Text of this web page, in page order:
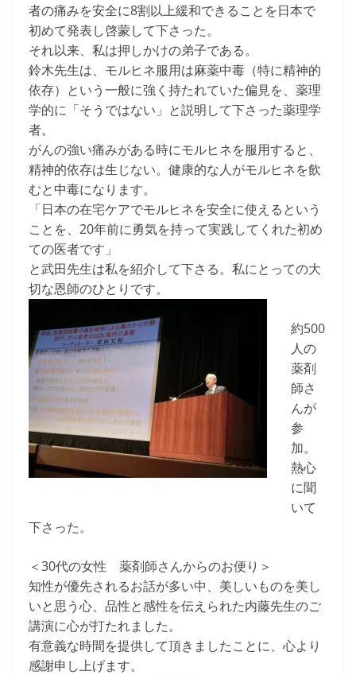
者の痛みを安全に8割以上緩和できることを日本で
初めて発表し啓蒙して下さった。
それ以来、私は押しかけの弟子である。
鈴木先生は、モルヒネ服用は麻薬中毒（特に精神的
依存）という一般に強く持たれていた偏見を、薬理
学的に「そうではない」と説明して下さった薬理学
者。
がんの強い痛みがある時にモルヒネを服用すると、
精神的依存は生じない。健康的な人がモルヒネを飲
むと中毒になります。
「日本の在宅ケアでモルヒネを安全に使えるという
ことを、20年前に勇気を持って実践してくれた初め
ての医者です」
と武田先生は私を紹介して下さる。私にとっての大
切な恩師のひとりです。
約500
人の
薬剤
師さ
んが
参
加。
熱心
に聞
いて
下さった。
＜30代の女性 薬剤師さんからのお便り＞
知性が優先されるお話が多い中、美しいものを美し
いと思う心、品性と感性を伝えられた内藤先生のご
講演に心が打たれました。
有意義な時間を提供して頂きましたことに、心より
感謝申し上げます。